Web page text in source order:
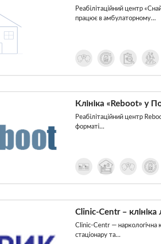
Реабілітаційний центр
працює в амбулаторному…
Клініка «Reboot» у
Реабілітаційний центр
форматі…
Clinic-Centr –
Clinic-Centr — наркологічна
стаціонару та…